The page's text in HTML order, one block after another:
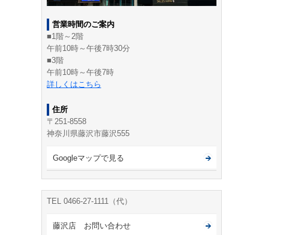
営業時間のご案内
■1階～2階
午前10時～午後7時30分
■3階
午前10時～午後7時
詳しくはこちら
住所
〒251-8558
神奈川県藤沢市藤沢555
Googleマップで見る
TEL 0466-27-1111（代）
藤沢店 お問い合わせ